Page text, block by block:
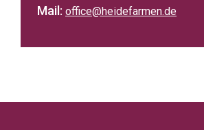
Mail: office@heidefarmen.de